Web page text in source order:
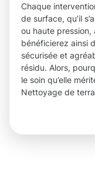
Chaque
de surface, qu’il
ou haute pression,
bénéficierez ainsi
sécurisée et
résidu. Alors,
le soin qu’elle
Nettoyage de